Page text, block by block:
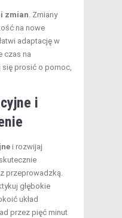
zmian. Zmiany
na nowe
adaptację w
czas na
się prosić o pomoc,
i
i rozwijaj
przeprowadzką.
głębokie
układ
przez pięć minut